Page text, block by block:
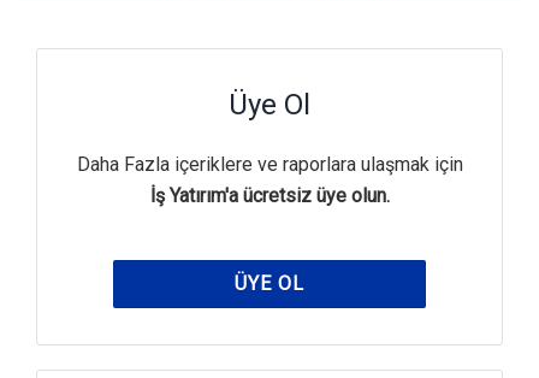
Üye Ol
Daha Fazla içeriklere ve raporlara ulaşmak için
İş Yatırım'a ücretsiz üye olun.
ÜYE OL